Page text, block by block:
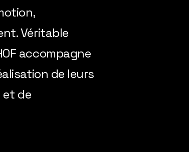
Véritable
accompagne
de leurs
de